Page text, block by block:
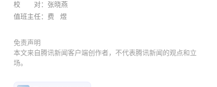
校 对：张晓燕
值班主任：费 煜
免责声明
本文来自腾讯新闻客户端创作者，不代表腾讯新闻的观点和立
场。